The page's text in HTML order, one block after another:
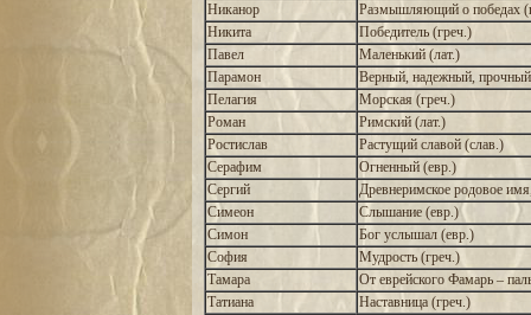
Никанор
Размышляющий о победах
Никита
Победитель (греч.)
Павел
Маленький (лат.)
Парамон
Верный, надежный,
Пелагия
Морская (греч.)
Роман
Римский (лат.)
Ростислав
Растущий славой (слав.)
Серафим
Огненный (евр.)
Сергий
Древнеримское родовое
Симеон
Слышание (евр.)
Симон
Бог услышал (евр.)
София
Мудрость (греч.)
Тамара
От еврейского Фамарь –
Татиана
Наставница (греч.)